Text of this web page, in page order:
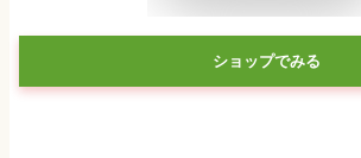
ショップでみる